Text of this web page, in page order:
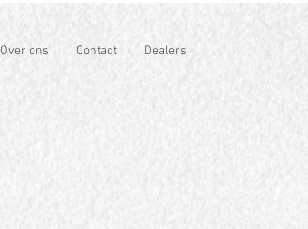
Over ons Contact Dealers